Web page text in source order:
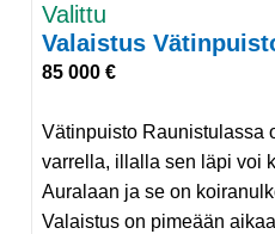
Valittu
Valaistus
85 000 €
Vätinpuisto Raunistulassa
varrella, illalla sen läpi voi
Auralaan ja se on
Valaistus on pimeään